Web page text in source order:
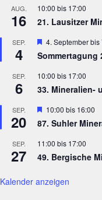
AUG.
16
10:00 bis 17:00
21. Lausitzer
SEP.
4
Hervorgehoben
4. Septemberbis
Sommertagung
SEP.
6
10:00 bis 17:00
33. Mineralien-
SEP.
20
Hervorgehoben
10:00 bis 16:00
87. Suhler
SEP.
27
11:00 bis 17:00
49. Bergische
Kalender anzeigen